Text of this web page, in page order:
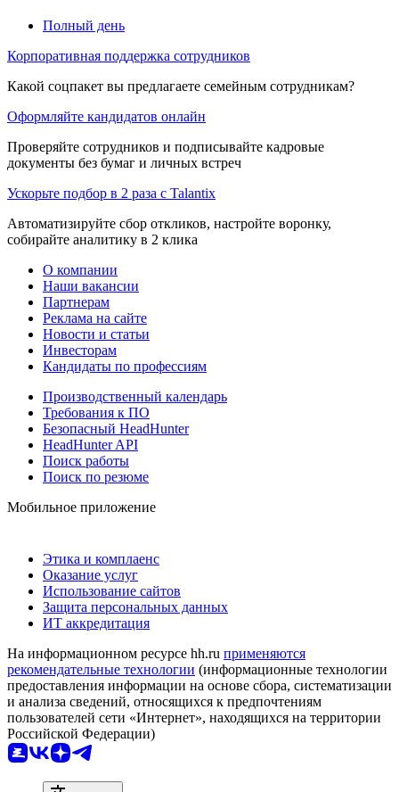
Полный день
Корпоративная поддержка сотрудников
Какой соцпакет вы предлагаете семейным сотрудникам?
Оформляйте кандидатов онлайн
Проверяйте сотрудников и подписывайте кадровые
документы без бумаг и личных встреч
Ускорьте подбор в 2 раза с Talantix
Автоматизируйте сбор откликов, настройте воронку,
собирайте аналитику в 2 клика
О компании
Наши вакансии
Партнерам
Реклама на сайте
Новости и статьи
Инвесторам
Кандидаты по профессиям
Производственный календарь
Требования к ПО
Безопасный HeadHunter
HeadHunter API
Поиск работы
Поиск по резюме
Мобильное приложение
Этика и комплаенс
Оказание услуг
Использование сайтов
Защита персональных данных
ИТ аккредитация
На информационном ресурсе hh.ru применяются
рекомендательные технологии (информационные технологии
предоставления информации на основе сбора, систематизации
и анализа сведений, относящихся к предпочтениям
пользователей сети «Интернет», находящихся на территории
Российской Федерации)